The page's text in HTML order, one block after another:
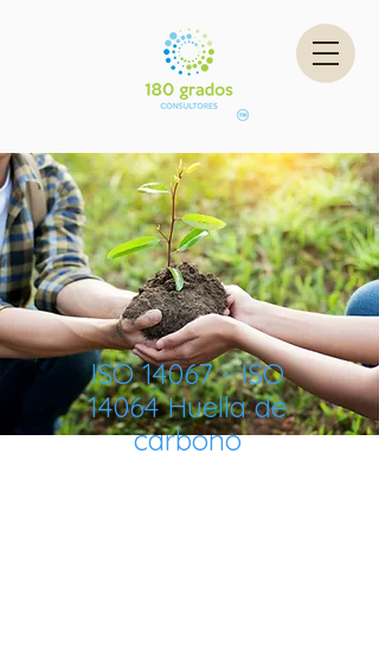
ISO 14067 - ISO
14064 Huella de
carbono